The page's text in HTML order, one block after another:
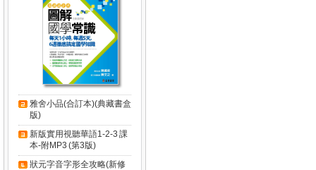
雅舍小品(合訂本)(典藏書盒
版)
新版實用視聽華語1-2-3 課
本-附MP3 (第3版)
狀元字音字形全攻略(新修